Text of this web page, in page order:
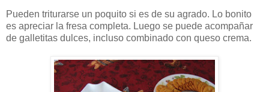
Pueden triturarse un poquito si es de su agrado. Lo bonito
es apreciar la fresa completa. Luego se puede acompañar
de galletitas dulces, incluso combinado con queso crema.